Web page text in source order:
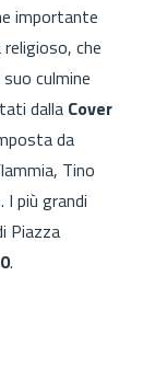
importante
che
culmine
dalla Cover
da
Tino
I più grandi
Piazza
.